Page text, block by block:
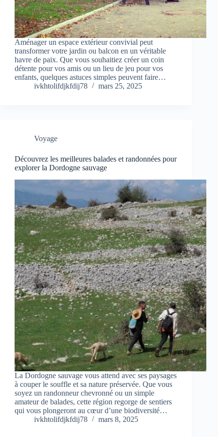
Aménager un espace extérieur convivial peut
transformer votre jardin ou balcon en un véritable
havre de paix. Que vous souhaitiez créer un coin
détente pour vos amis ou un lieu de jeu pour vos
enfants, quelques astuces simples peuvent faire…
ivkhtolifdjkfdij78
mars 25, 2025
Voyage
Découvrez les meilleures balades et randonnées pour
explorer la Dordogne sauvage
La Dordogne sauvage vous attend avec ses paysages
à couper le souffle et sa nature préservée. Que vous
soyez un randonneur chevronné ou un simple
amateur de balades, cette région regorge de sentiers
qui vous plongeront au cœur d’une biodiversité…
ivkhtolifdjkfdij78
mars 8, 2025